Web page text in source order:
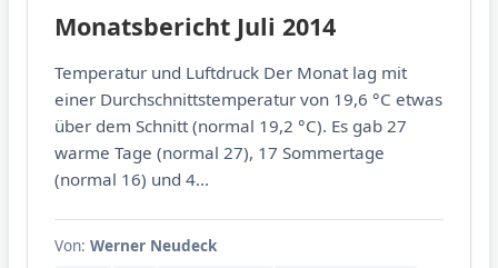
Monatsbericht Juli 2014
Temperatur und Luftdruck Der Monat lag mit
einer Durchschnittstemperatur von 19,6 °C etwas
über dem Schnitt (normal 19,2 °C). Es gab 27
warme Tage (normal 27), 17 Sommertage
(normal 16) und 4...
Von: Werner Neudeck